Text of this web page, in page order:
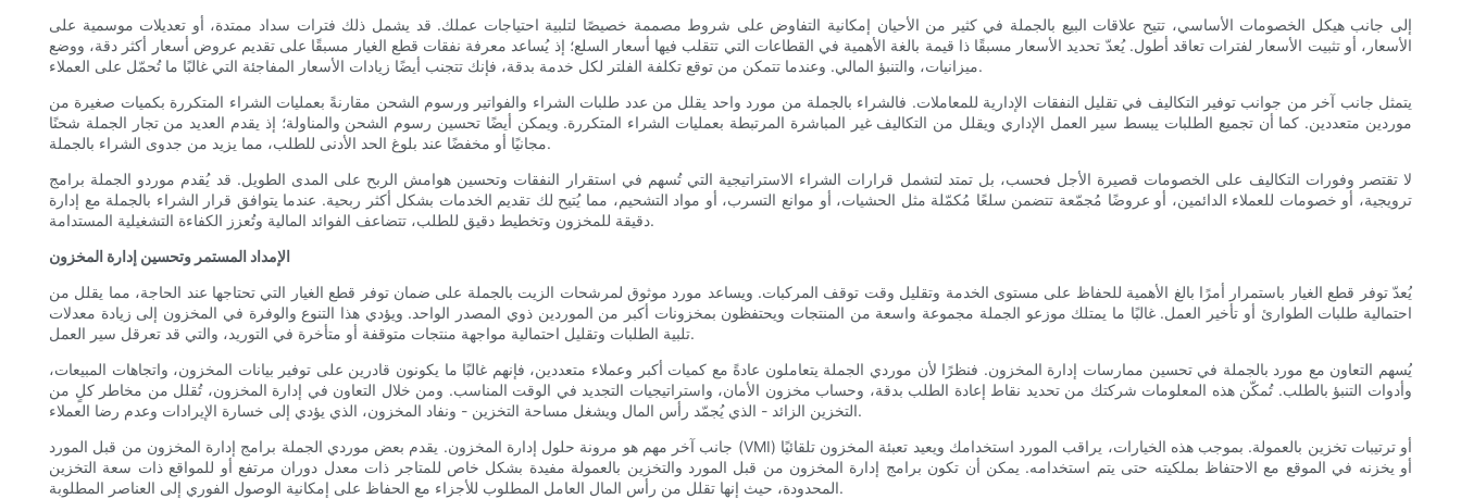
إلى جانب هيكل الخصومات الأساسي، تتيح علاقات البيع بالجملة في كثير من الأحيان إمكانية التفاوض على شروط مصممة خصيصًا لتلبية احتياجات عملك. قد يشمل ذلك فترات سداد ممتدة، أو تعديلات موسمية على
الأسعار، أو تثبيت الأسعار لفترات تعاقد أطول. يُعدّ تحديد الأسعار مسبقًا ذا قيمة بالغة الأهمية في القطاعات التي تتقلب فيها أسعار السلع؛ إذ يُساعد معرفة نفقات قطع الغيار مسبقًا على تقديم عروض أسعار أكثر دقة، ووضع
ميزانيات، والتنبؤ المالي. وعندما تتمكن من توقع تكلفة الفلتر لكل خدمة بدقة، فإنك تتجنب أيضًا زيادات الأسعار المفاجئة التي غالبًا ما تُحمّل على العملاء.
يتمثل جانب آخر من جوانب توفير التكاليف في تقليل النفقات الإدارية للمعاملات. فالشراء بالجملة من مورد واحد يقلل من عدد طلبات الشراء والفواتير ورسوم الشحن مقارنةً بعمليات الشراء المتكررة بكميات صغيرة من
موردين متعددين. كما أن تجميع الطلبات يبسط سير العمل الإداري ويقلل من التكاليف غير المباشرة المرتبطة بعمليات الشراء المتكررة. ويمكن أيضًا تحسين رسوم الشحن والمناولة؛ إذ يقدم العديد من تجار الجملة شحنًا
مجانيًا أو مخفضًا عند بلوغ الحد الأدنى للطلب، مما يزيد من جدوى الشراء بالجملة.
لا تقتصر وفورات التكاليف على الخصومات قصيرة الأجل فحسب، بل تمتد لتشمل قرارات الشراء الاستراتيجية التي تُسهم في استقرار النفقات وتحسين هوامش الربح على المدى الطويل. قد يُقدم موردو الجملة برامج
ترويجية، أو خصومات للعملاء الدائمين، أو عروضًا مُجمّعة تتضمن سلعًا مُكمّلة مثل الحشيات، أو موانع التسرب، أو مواد التشحيم، مما يُتيح لك تقديم الخدمات بشكل أكثر ربحية. عندما يتوافق قرار الشراء بالجملة مع إدارة
دقيقة للمخزون وتخطيط دقيق للطلب، تتضاعف الفوائد المالية وتُعزز الكفاءة التشغيلية المستدامة.
الإمداد المستمر وتحسين إدارة المخزون
يُعدّ توفر قطع الغيار باستمرار أمرًا بالغ الأهمية للحفاظ على مستوى الخدمة وتقليل وقت توقف المركبات. ويساعد مورد موثوق لمرشحات الزيت بالجملة على ضمان توفر قطع الغيار التي تحتاجها عند الحاجة، مما يقلل من
احتمالية طلبات الطوارئ أو تأخير العمل. غالبًا ما يمتلك موزعو الجملة مجموعة واسعة من المنتجات ويحتفظون بمخزونات أكبر من الموردين ذوي المصدر الواحد. ويؤدي هذا التنوع والوفرة في المخزون إلى زيادة معدلات
تلبية الطلبات وتقليل احتمالية مواجهة منتجات متوقفة أو متأخرة في التوريد، والتي قد تعرقل سير العمل.
يُسهم التعاون مع مورد بالجملة في تحسين ممارسات إدارة المخزون. فنظرًا لأن موردي الجملة يتعاملون عادةً مع كميات أكبر وعملاء متعددين، فإنهم غالبًا ما يكونون قادرين على توفير بيانات المخزون، واتجاهات المبيعات،
وأدوات التنبؤ بالطلب. تُمكّن هذه المعلومات شركتك من تحديد نقاط إعادة الطلب بدقة، وحساب مخزون الأمان، واستراتيجيات التجديد في الوقت المناسب. ومن خلال التعاون في إدارة المخزون، تُقلل من مخاطر كلٍ من
التخزين الزائد - الذي يُجمّد رأس المال ويشغل مساحة التخزين - ونفاد المخزون، الذي يؤدي إلى خسارة الإيرادات وعدم رضا العملاء.
جانب آخر مهم هو مرونة حلول إدارة المخزون. يقدم بعض موردي الجملة برامج إدارة المخزون من قبل المورد (VMI) أو ترتيبات تخزين بالعمولة. بموجب هذه الخيارات، يراقب المورد استخدامك ويعيد تعبئة المخزون تلقائيًا
أو يخزنه في الموقع مع الاحتفاظ بملكيته حتى يتم استخدامه. يمكن أن تكون برامج إدارة المخزون من قبل المورد والتخزين بالعمولة مفيدة بشكل خاص للمتاجر ذات معدل دوران مرتفع أو للمواقع ذات سعة التخزين
المحدودة، حيث إنها تقلل من رأس المال العامل المطلوب للأجزاء مع الحفاظ على إمكانية الوصول الفوري إلى العناصر المطلوبة.